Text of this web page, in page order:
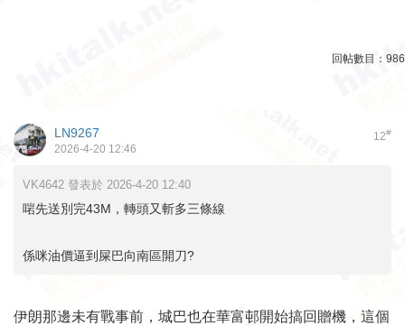
回帖數目： 986
12#
LN9267
2026-4-20 12:46
VK4642 發表於 2026-4-20 12:40
啱先送別完43M，轉頭又斬多三條線
係咪油價逼到屎巴向南區開刀?
伊朗那邊未有戰事前，城巴也在華富邨開始搞回贈機，這個